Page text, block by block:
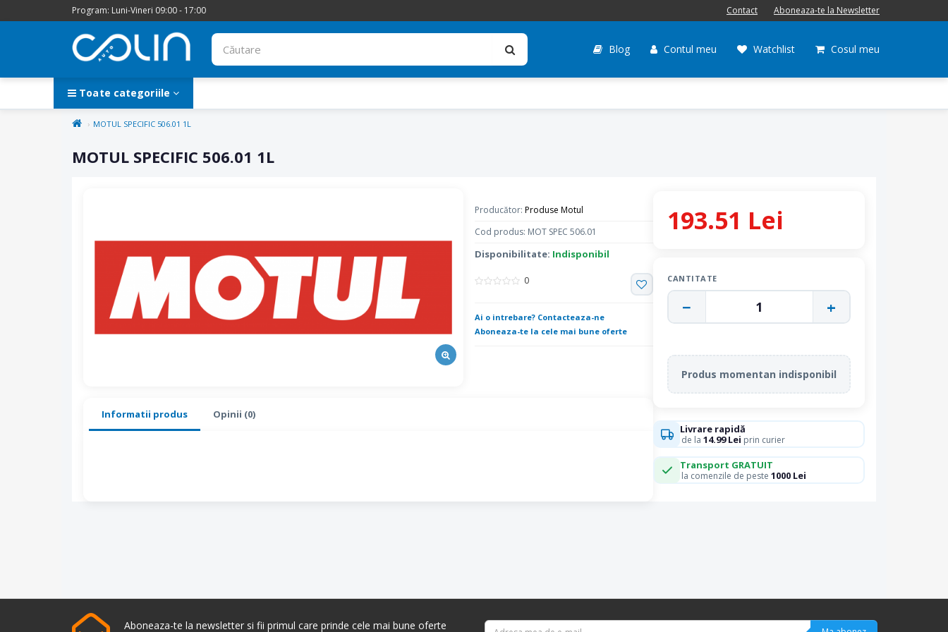
Program: Luni-Vineri 09:00 - 17:00 Contact Aboneaza-te la Newsletter
Blog Contul meu Watchlist Cosul meu
Toate categoriile
MOTUL SPECIFIC 506.01 1L
MOTUL SPECIFIC 506.01 1L
Producător: Produse Motul
Cod produs: MOT SPEC 506.01
Disponibilitate: Indisponibil
0
Ai o intrebare? Contacteaza-ne
Aboneaza-te la cele mai bune oferte
Informatii produs Opinii (0)
193.51 Lei
CANTITATE
− 1 +
Produs momentan indisponibil
Livrare rapidă
de la 14.99 Lei prin curier
Transport GRATUIT
la comenzile de peste 1000 Lei
Aboneaza-te la newsletter si fii primul care prinde cele mai bune oferte